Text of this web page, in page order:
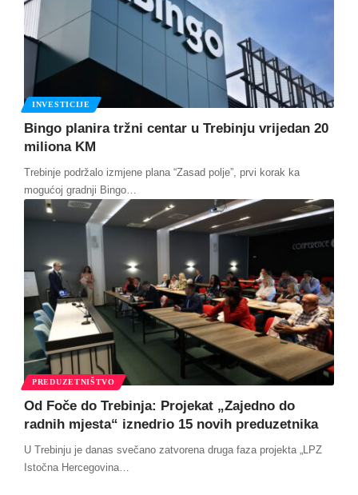
INVESTICIJE
Bingo planira tržni centar u Trebinju vrijedan 20
miliona KM
Trebinje podržalo izmjene plana “Zasad polje”, prvi korak ka
mogućoj gradnji Bingo…
PREDUZETNIŠTVO
Od Foče do Trebinja: Projekat „Zajedno do
radnih mjesta“ iznedrio 15 novih preduzetnika
U Trebinju je danas svečano zatvorena druga faza projekta „LPZ
Istočna Hercegovina